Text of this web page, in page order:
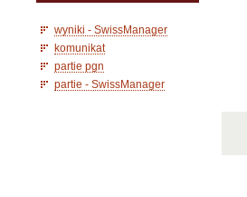
wyniki - SwissManager
komunikat
partie pgn
partie - SwissManager